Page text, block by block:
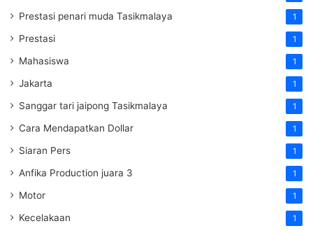
Prestasi penari muda Tasikmalaya 1
Prestasi 1
Mahasiswa 1
Jakarta 1
Sanggar tari jaipong Tasikmalaya 1
Cara Mendapatkan Dollar 1
Siaran Pers 1
Anfika Production juara 3 1
Motor 1
Kecelakaan 1